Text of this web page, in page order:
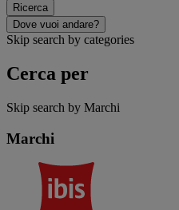
Ricerca
Dove vuoi andare?
Skip search by categories
Cerca per
Skip search by Marchi
Marchi